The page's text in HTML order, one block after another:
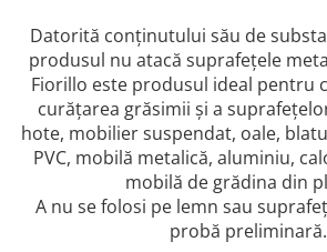
Bere italiana
Vinuri italiene
Bauturi aperitive, alcoolice
Apa italiana
Sucuri si bauturi racoritoare
Ceai
Panettone cozonac italian,
Pandoro si Balocco
Datorită conţinutului său de
produsul nu atacă suprafeţele
Fiorillo este produsul ideal pentru
curăţarea grăsimii şi a
hote, mobilier suspendat, oale,
PVC, mobilă metalică, aluminiu,
mobilă de grădina din
A nu se folosi pe lemn sau
probă preliminară.